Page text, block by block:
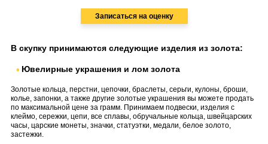
Записаться на оценку
В скупку принимаются следующие изделия из золота:
Ювелирные украшения и лом золота
Золотые кольца, перстни, цепочки, браслеты, серьги, кулоны, броши,
колье, запонки, а также другие золотые украшения вы можете продать
по максимальной цене за грамм. Принимаем подвески, изделия с
клеймо, сережки, цепи, все сплавы, обручальные кольца, швейцарских
часы, царские монеты, значки, статуэтки, медали, белое золото,
застежки.